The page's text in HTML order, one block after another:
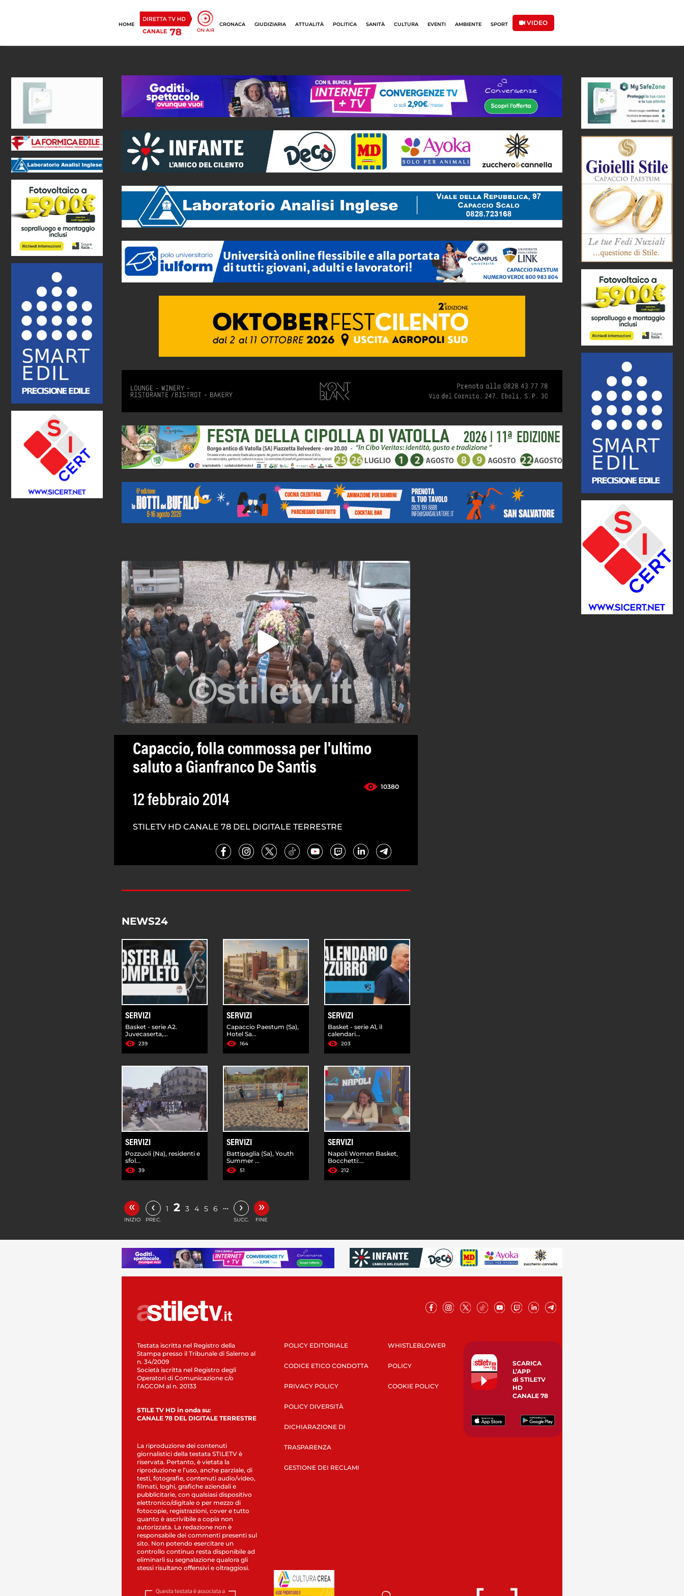
HOME CRONACA GIUDIZIARIA ATTUALITÀ POLITICA SANITÀ CULTURA EVENTI AMBIENTE SPORT VIDEO
Capaccio, folla commossa per l'ultimo
saluto a Gianfranco De Santis
10380
12 febbraio 2014
STILETV HD CANALE 78 DEL DIGITALE TERRESTRE
NEWS24
SERVIZI
Basket - serie A2.
Juvecaserta,...
239
SERVIZI
Capaccio Paestum (Sa),
Hotel Sa...
164
SERVIZI
Basket - serie A1, il
calendari...
203
SERVIZI
Pozzuoli (Na), residenti e
sfol...
39
SERVIZI
Battipaglia (Sa), Youth
Summer ...
51
SERVIZI
Napoli Women Basket,
Bocchetti:...
212
«
INIZIO
‹
PREC.
1 2 3 4 5 6 … ›
SUCC.
»
FINE
Testata iscritta nel Registro della
Stampa presso il Tribunale di Salerno al
n. 34/2009
Società iscritta nel Registro degli
Operatori di Comunicazione c/o
l’AGCOM al n. 20133
STILE TV HD in onda su:
CANALE 78 DEL DIGITALE TERRESTRE
La riproduzione dei contenuti
giornalistici della testata STILETV è
riservata. Pertanto, è vietata la
riproduzione e l’uso, anche parziale, di
testi, fotografie, contenuti audio/video,
filmati, loghi, grafiche aziendali e
pubblicitarie, con qualsiasi dispositivo
elettronico/digitale o per mezzo di
fotocopie, registrazioni, cover e tutto
quanto è ascrivibile a copia non
autorizzata. La redazione non è
responsabile dei commenti presenti sul
sito. Non potendo esercitare un
controllo continuo resta disponibile ad
eliminarli su segnalazione qualora gli
stessi risultano offensivi e oltraggiosi.
POLICY EDITORIALE
CODICE ETICO CONDOTTA
PRIVACY POLICY
POLICY DIVERSITÀ
DICHIARAZIONE DI
TRASPARENZA
GESTIONE DEI RECLAMI
WHISTLEBLOWER
POLICY
COOKIE POLICY
SCARICA
L’APP
di STILETV
HD
CANALE 78